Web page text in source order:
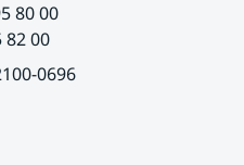
80 00
00
0696